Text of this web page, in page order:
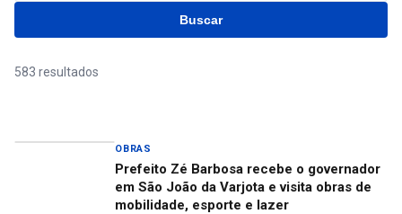
Buscar
583 resultados
OBRAS
Prefeito Zé Barbosa recebe o governador
em São João da Varjota e visita obras de
mobilidade, esporte e lazer